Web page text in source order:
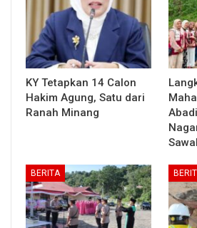
KY Tetapkan 14 Calon
Hakim Agung, Satu dari
Ranah Minang
BERITA